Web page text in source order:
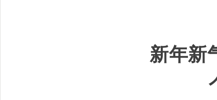
新年新